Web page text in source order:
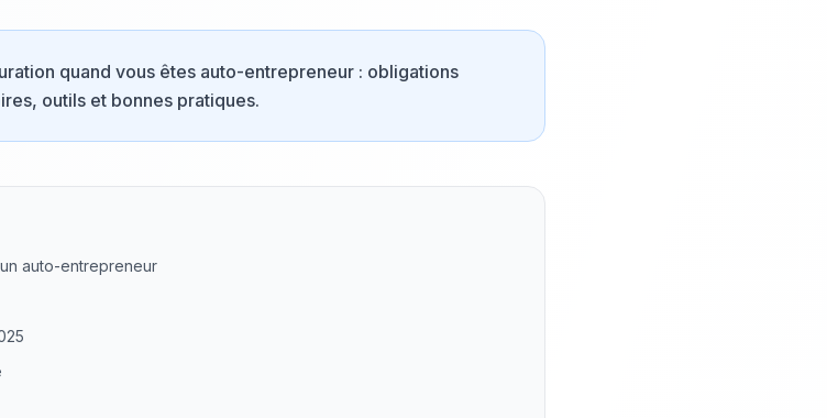
quand vous êtes auto-entrepreneur : obligations
outils et bonnes pratiques.
auto-entrepreneur